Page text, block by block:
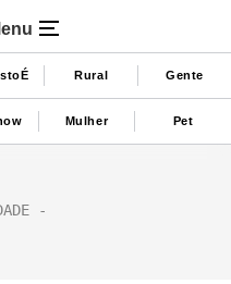
Rural Gente
Mulher Pet